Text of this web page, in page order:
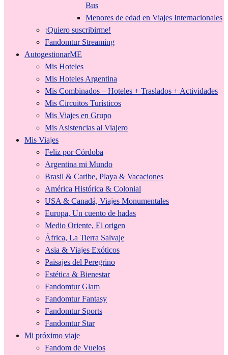
Bus
Menores de edad en Viajes Internacionales
¡Quiero suscribirme!
Fandomtur Streaming
AutogestionarME
Mis Hoteles
Mis Hoteles Argentina
Mis Combinados – Hoteles + Traslados + Actividades
Mis Circuitos Turísticos
Mis Viajes en Grupo
Mis Asistencias al Viajero
Mis Viajes
Feliz por Córdoba
Argentina mi Mundo
Brasil & Caribe, Playa & Vacaciones
América Histórica & Colonial
USA & Canadá, Viajes Monumentales
Europa, Un cuento de hadas
Medio Oriente, El origen
África, La Tierra Salvaje
Asia & Viajes Exóticos
Paisajes del Peregrino
Estética & Bienestar
Fandomtur Glam
Fandomtur Fantasy
Fandomtur Sports
Fandomtur Star
Mi próximo viaje
Fandom de Vuelos